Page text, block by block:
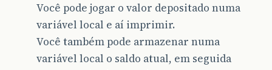
}
Você pode jogar o valor depositado numa
variável local e aí imprimir.
Você também pode armazenar numa
variável local o saldo atual, em seguida